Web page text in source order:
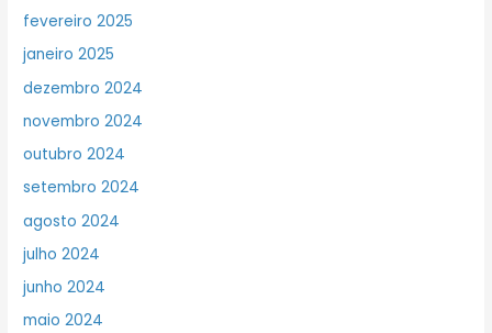
fevereiro 2025
janeiro 2025
dezembro 2024
novembro 2024
outubro 2024
setembro 2024
agosto 2024
julho 2024
junho 2024
maio 2024